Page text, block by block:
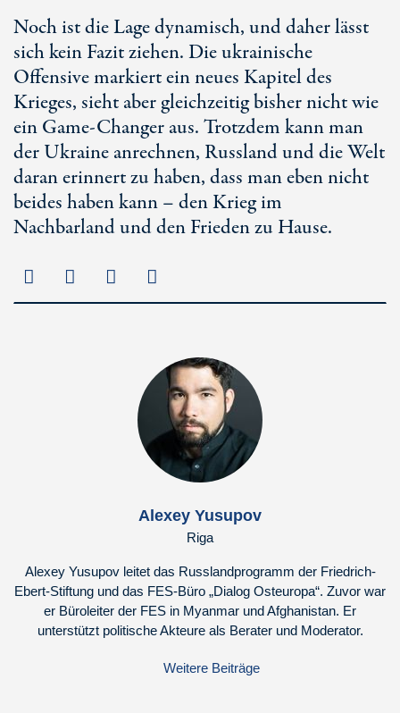
Noch ist die Lage dynamisch, und daher lässt
sich kein Fazit ziehen. Die ukrainische
Offensive markiert ein neues Kapitel des
Krieges, sieht aber gleichzeitig bisher nicht wie
einGame-Changeraus. Trotzdem kann man
der Ukraine anrechnen, Russland und die Welt
daran erinnert zu haben, dass man eben nicht
beides haben kann – den Krieg im
Nachbarland und den Frieden zu Hause.
Alexey Yusupov
Riga
Alexey Yusupov leitet das Russlandprogramm der Friedrich-
Ebert-Stiftung und das FES-Büro „Dialog Osteuropa“. Zuvor war
er Büroleiter der FES in Myanmar und Afghanistan. Er
unterstützt politische Akteure als Berater und Moderator.
Weitere Beiträge